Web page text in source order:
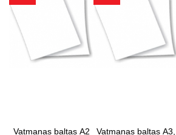
Vatmanas baltas A2
Vatmanas baltas A3,